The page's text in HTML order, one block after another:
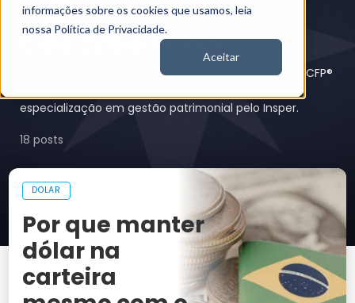
informações sobre os cookies que usamos, leia
nossa Política de Privacidade.
Aceitar
Caio Zylbersztajn
Sócio Nord Investimentos e e planejador financeiro CFP®
especialização em gestão patrimonial pelo Insper.
18 posts
DOLAR
Por que manter
dólar na
carteira